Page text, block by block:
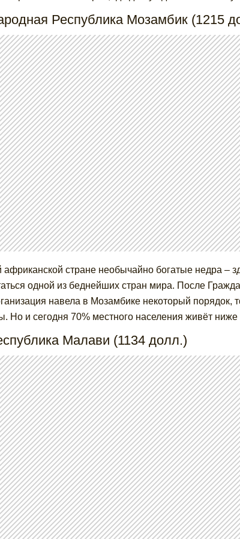
Республика Мозамбик (1215
африканской стране необычайно богатые недра –
одной из беднейших стран мира. После
навела в Мозамбике некоторый порядок,
Но и сегодня 70% местного населения живёт ниже
Малави (1134 долл.)